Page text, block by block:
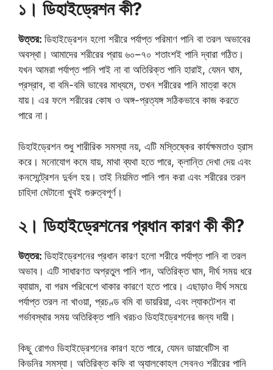
১। ডিহাইড্রেশন কী?
উত্তর: ডিহাইড্রেশন হলো শরীরে পর্যাপ্ত পরিমাণ পানি বা তরল অভাবের
অবস্থা। আমাদের শরীরের প্রায় ৬০–৭০ শতাংশই পানি দ্বারা গঠিত।
যখন আমরা পর্যাপ্ত পানি পাই না বা অতিরিক্ত পানি হারাই, যেমন ঘাম,
প্রস্রাব, বা বমি-বমি ভাবের মাধ্যমে, তখন শরীরের পানি মাত্রা কমে
যায়। এর ফলে শরীরের কোষ ও অঙ্গ-প্রত্যঙ্গ সঠিকভাবে কাজ করতে
পারে না।
ডিহাইড্রেশন শুধু শারীরিক সমস্যা নয়, এটি মস্তিষ্কের কার্যক্ষমতাও হ্রাস
করে। মনোযোগ কমে যায়, মাথা ব্যথা হতে পারে, ক্লান্তি দেখা দেয় এবং
কনসেন্ট্রেশন দুর্বল হয়। তাই নিয়মিত পানি পান করা এবং শরীরের তরল
চাহিদা মেটানো খুবই গুরুত্বপূর্ণ।
২। ডিহাইড্রেশনের প্রধান কারণ কী কী?
উত্তর: ডিহাইড্রেশনের প্রধান কারণ হলো শরীরে পর্যাপ্ত পানি বা তরল
অভাব। এটি সাধারণত অপ্রতুল পানি পান, অতিরিক্ত ঘাম, দীর্ঘ সময় ধরে
ব্যায়াম, বা গরম পরিবেশে থাকার কারণে হতে পারে। এছাড়াও দীর্ঘ সময়ে
পর্যাপ্ত তরল না খাওয়া, প্রচণ্ড বমি বা ডায়রিয়া, এবং ল্যাকটেশন বা
গর্ভাবস্থার সময় অতিরিক্ত পানি খরচও ডিহাইড্রেশনের জন্য দায়ী।
কিছু রোগও ডিহাইড্রেশনের কারণ হতে পারে, যেমন ডায়াবেটিস বা
কিডনির সমস্যা। অতিরিক্ত কফি বা অ্যালকোহল সেবনও শরীরের পানি